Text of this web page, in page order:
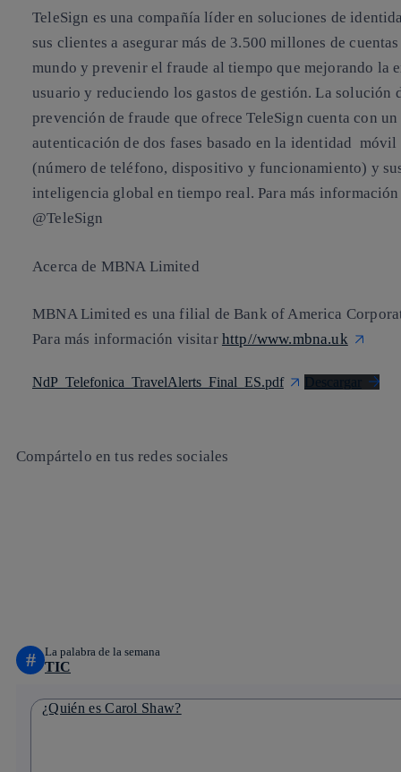
TeleSign es una compañía líder en soluciones de
sus clientes a asegurar más de 3.500 millones de
mundo y prevenir el fraude al tiempo que mejorando la
usuario y reduciendo los gastos de gestión. La solución
prevención de fraude que ofrece TeleSign cuenta con un
autenticación de dos fases basado en la identidad móvil
(número de teléfono, dispositivo y funcionamiento) y
inteligencia global en tiempo real. Para más
@TeleSign
Acerca de MBNA Limited
MBNA Limited es una filial de Bank of America
Para más información visitar http//www.mbna.uk
NdP_Telefonica_TravelAlerts_Final_ES.pdf Descargar
Compártelo en tus redes sociales
# La palabra de la semana
TIC
¿Quién es Carol Shaw?